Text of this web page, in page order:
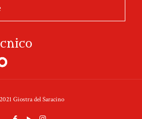
Giostra del Saracino